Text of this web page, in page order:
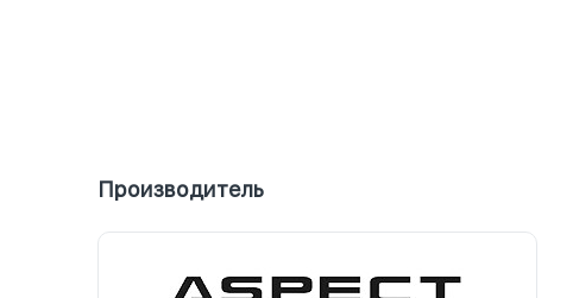
Производитель